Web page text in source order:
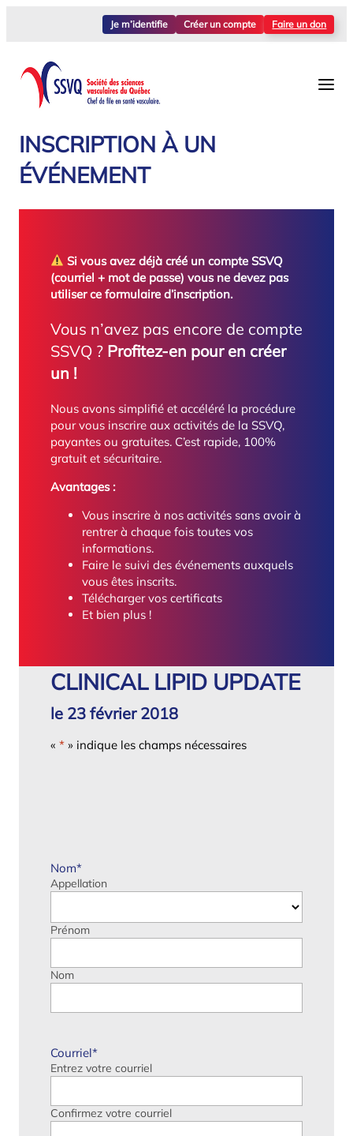
Je m’identifie Créer un compte Faire un don
INSCRIPTION À UN
ÉVÉNEMENT
Si vous avez déjà créé un compte SSVQ
(courriel + mot de passe) vous ne devez pas
utiliser ce formulaire d’inscription.
Vous n’avez pas encore de compte
SSVQ ? Profitez-en pour en créer
un !
Nous avons simplifié et accéléré la procédure
pour vous inscrire aux activités de la SSVQ,
payantes ou gratuites. C’est rapide, 100%
gratuit et sécuritaire.
Avantages :
Vous inscrire à nos activités sans avoir à
rentrer à chaque fois toutes vos
informations.
Faire le suivi des événements auxquels
vous êtes inscrits.
Télécharger vos certificats
Et bien plus !
CLINICAL LIPID UPDATE
le 23 février 2018
« *» indique les champs nécessaires
Nom*
Appellation
Prénom
Nom
Courriel*
Entrez votre courriel
Confirmez votre courriel